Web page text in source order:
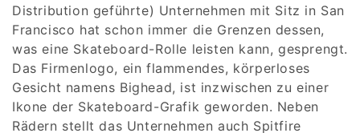
Distribution geführte) Unternehmen mit Sitz in San
Francisco hat schon immer die Grenzen dessen,
was eine Skateboard-Rolle leisten kann, gesprengt.
Das Firmenlogo, ein flammendes, körperloses
Gesicht namens Bighead, ist inzwischen zu einer
Ikone der Skateboard-Grafik geworden. Neben
Rädern stellt das Unternehmen auch Spitfire